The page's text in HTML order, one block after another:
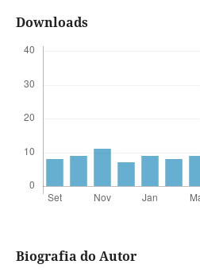
Downloads
Biografia do Autor